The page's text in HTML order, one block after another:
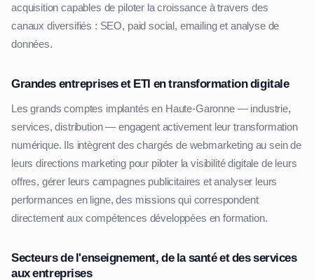
acquisition capables de piloter la croissance à travers des
canaux diversifiés : SEO, paid social, emailing et analyse de
données.
Grandes entreprises et ETI en transformation digitale
Les grands comptes implantés en Haute-Garonne — industrie,
services, distribution — engagent activement leur transformation
numérique. Ils intègrent des chargés de webmarketing au sein de
leurs directions marketing pour piloter la visibilité digitale de leurs
offres, gérer leurs campagnes publicitaires et analyser leurs
performances en ligne, des missions qui correspondent
directement aux compétences développées en formation.
Secteurs de l'enseignement, de la santé et des services
aux entreprises